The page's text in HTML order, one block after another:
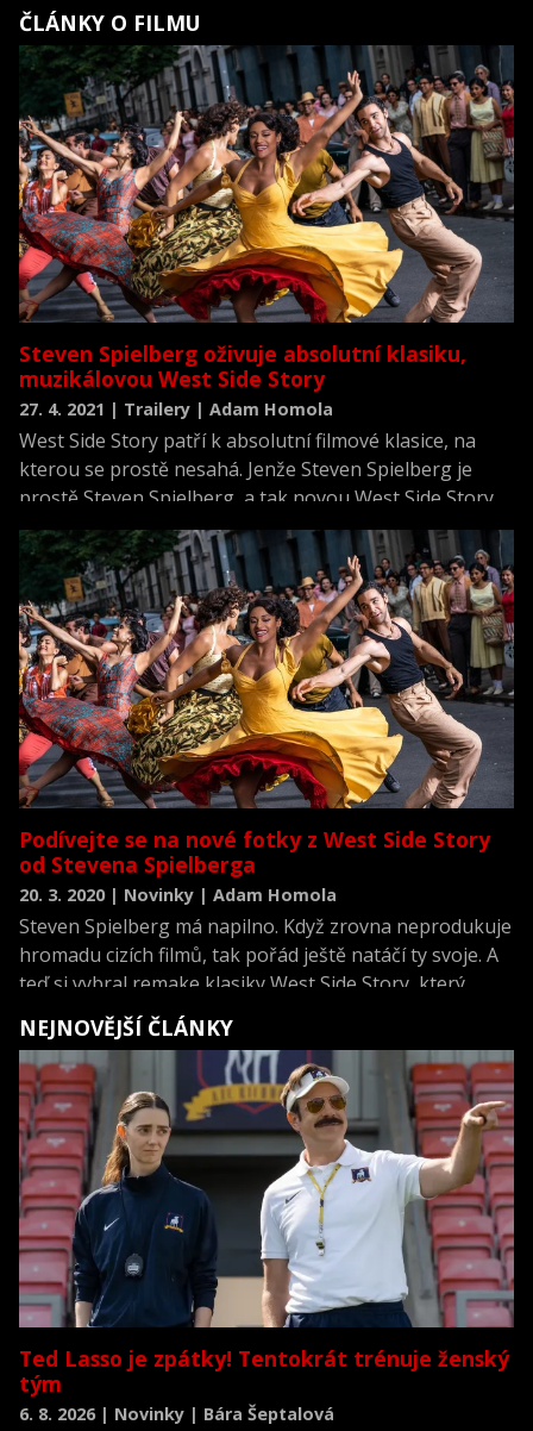
ČLÁNKY O FILMU
Steven Spielberg oživuje absolutní klasiku,
muzikálovou West Side Story
27. 4. 2021 | Trailery | Adam Homola
West Side Story patří k absolutní filmové klasice, na
kterou se prostě nesahá. Jenže Steven Spielberg je
prostě Steven Spielberg, a tak novou West Side Story
natočil.
Podívejte se na nové fotky z West Side Story
od Stevena Spielberga
20. 3. 2020 | Novinky | Adam Homola
Steven Spielberg má napilno. Když zrovna neprodukuje
hromadu cizích filmů, tak pořád ještě natáčí ty svoje. A
teď si vybral remake klasiky West Side Story, který
zrovna dokončuje.
NEJNOVĚJŠÍ ČLÁNKY
Ted Lasso je zpátky! Tentokrát trénuje ženský
tým
6. 8. 2026 | Novinky | Bára Šeptalová